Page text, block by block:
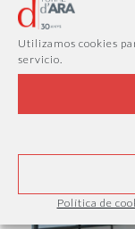
Utilizamos cookies
servicio.
Política de
profesional
física
La imagen que
de sus productos o